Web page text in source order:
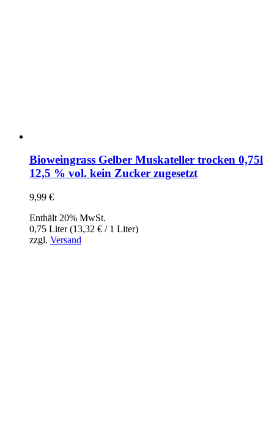
Bioweingrass Gelber Muskateller trocken 0,75l
12,5 % vol. kein Zucker zugesetzt
9,99 €
Enthält 20% MwSt.
0,75 Liter (13,32 € / 1 Liter)
zzgl. Versand